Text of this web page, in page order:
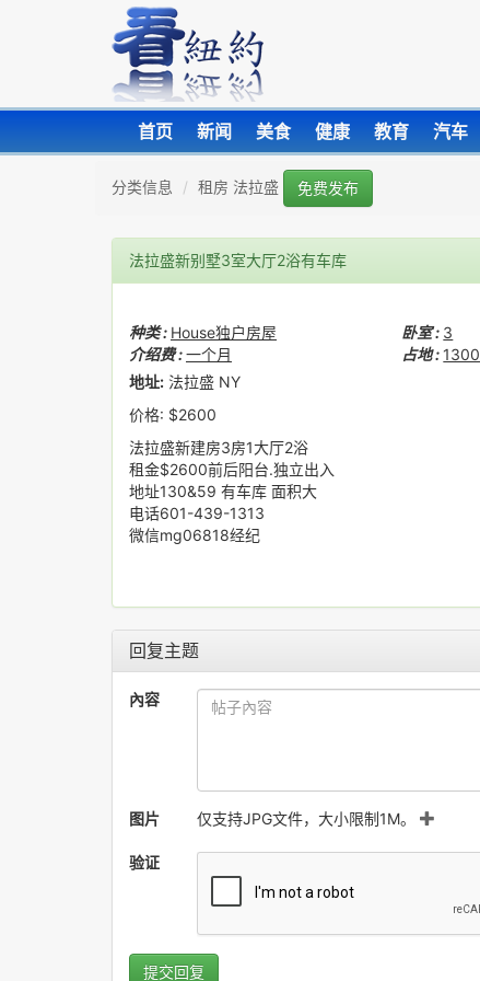
首页 新闻 美食 健康 教育 汽车
分类信息 租房 法拉盛 免费发布
法拉盛新别墅3室大厅2浴有车库
种类 : House独户房屋 卧室 : 3
介绍费 :一个月 占地 : 1300
地址: 法拉盛 NY
价格: $2600
法拉盛新建房3房1大厅2浴
租金$2600前后阳台.独立出入
地址130&59 有车库 面积大
电话601-439-1313
微信mg06818经纪
回复主题
內容
图片 仅支持JPG文件，大小限制1M。
验证
提交回复